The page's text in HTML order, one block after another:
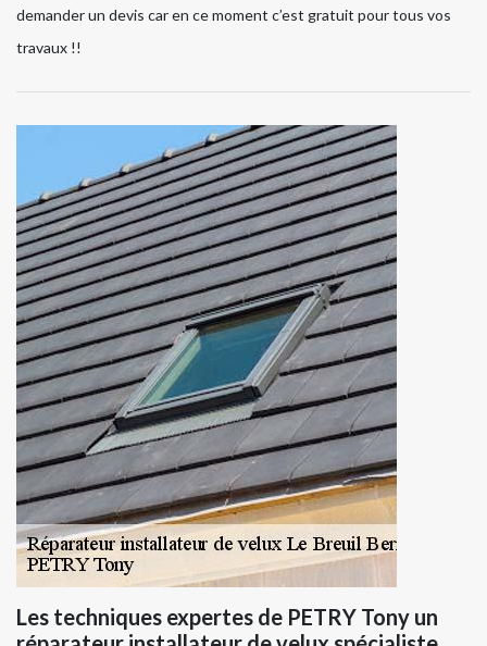
demander un devis car en ce moment c’est gratuit pour tous vos
travaux !!
Les techniques expertes de PETRY Tony un